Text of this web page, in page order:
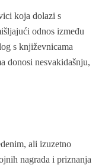
koja dolazi s
odnos između
s književnicama
donosi nesvakidašnju,
ali izuzetno
nagrada i priznanja